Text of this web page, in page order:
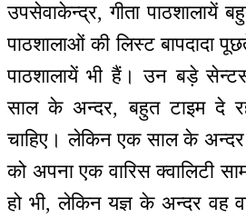
उपसेवाकेन्द्र, गीता पाठशालायें
पाठशालाओं की लिस्ट बापदादा
पाठशालायें भी हैं। उन बड़े
साल के अन्दर, बहुत टाइम दे
चाहिए। लेकिन एक साल के
को अपना एक वारिस क्वालिटी
हो भी, लेकिन यज्ञ के अन्दर वह